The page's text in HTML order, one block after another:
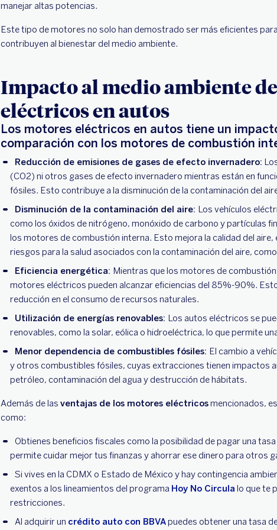
manejar altas potencias.
Este tipo de motores no solo han demostrado ser más eficientes
contribuyen al bienestar del medio ambiente.
Impacto al medio ambiente
eléctricos en autos
Los motores eléctricos en autos tiene un
comparación con los motores de combustión
Reducción de emisiones de gases de efecto invernadero:
(CO2) ni otros gases de efecto invernadero mientras están en
fósiles. Esto contribuye a la disminución de la contaminación del
Disminución de la contaminación del aire: Los vehículos
como los óxidos de nitrógeno, monóxido de carbono y partículas
los motores de combustión interna. Esto mejora la calidad del
riesgos para la salud asociados con la contaminación del aire,
Eficiencia energética: Mientras que los motores de
motores eléctricos pueden alcanzar eficiencias del 85%-90%.
reducción en el consumo de recursos naturales.
Utilización de energías renovables: Los autos eléctricos se
renovables, como la solar, eólica o hidroeléctrica, lo que permite
Menor dependencia de combustibles fósiles: El cambio a
y otros combustibles fósiles, cuyas extracciones tienen impactos
petróleo, contaminación del agua y destrucción de hábitats.
Además de las ventajas de los motores eléctricosmencionados,
como:
Obtienes beneficios fiscales como la posibilidad de pagar una
permite cuidar mejor tus finanzas y ahorrar ese dinero para otros
Si vives en la CDMX o Estado de México y hay contingencia
exentos a los lineamientos del programa Hoy No Circula lo que te
restricciones.
Al adquirir un crédito auto con BBVApuedes obtener una tasa